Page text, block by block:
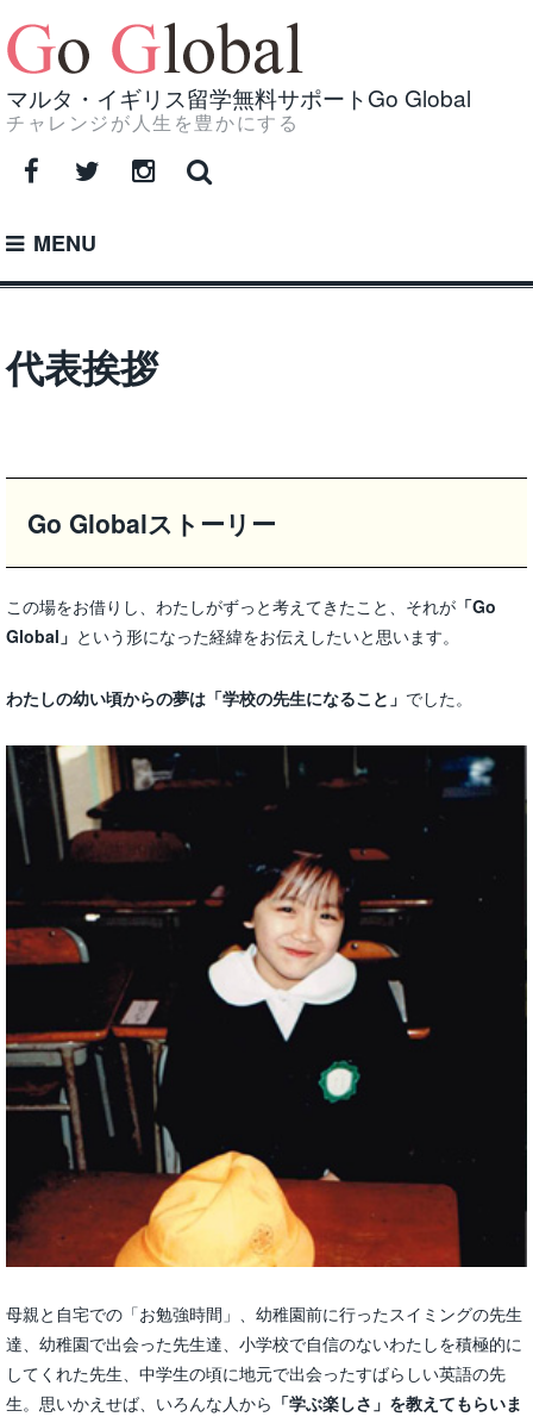
to
content
マルタ・イギリス留学無料サポートGo Global
チャレンジが人生を豊かにする
FacebookTwitterInstagram
MENU
代表挨拶
Go Globalストーリー
この場をお借りし、わたしがずっと考えてきたこと、それが 「Go
Global」 という形になった経緯をお伝えしたいと思います。
わたしの幼い頃からの夢は「学校の先生になること」 でした。
母親と自宅での「お勉強時間」、幼稚園前に行ったスイミングの先生
達、幼稚園で出会った先生達、小学校で自信のないわたしを積極的に
してくれた先生、中学生の頃に地元で出会ったすばらしい英語の先
生。思いかえせば、いろんな人から 「学ぶ楽しさ」を教えてもらいま